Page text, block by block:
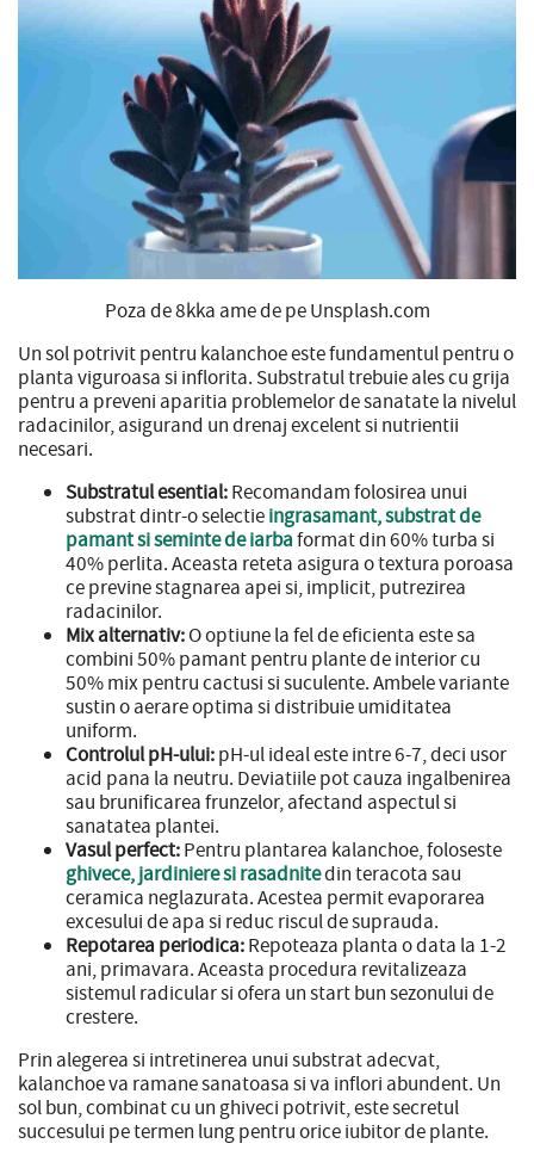
Poza de 8kka ame de pe Unsplash.com
Un sol potrivit pentru kalanchoe este fundamentul pentru o
planta viguroasa si inflorita. Substratul trebuie ales cu grija
pentru a preveni aparitia problemelor de sanatate la nivelul
radacinilor, asigurand un drenaj excelent si nutrientii
necesari.
Substratul esential:Recomandam folosirea unui
substrat dintr-o selectieingrasamant, substrat de
pamant si seminte de iarbaformat din 60% turba si
40% perlita. Aceasta reteta asigura o textura poroasa
ce previne stagnarea apei si, implicit, putrezirea
radacinilor.
Mix alternativ:O optiune la fel de eficienta este sa
combini 50% pamant pentru plante de interior cu
50% mix pentru cactusi si suculente. Ambele variante
sustin o aerare optima si distribuie umiditatea
uniform.
Controlul pH-ului:pH-ul ideal este intre 6-7, deci usor
acid pana la neutru. Deviatiile pot cauza ingalbenirea
sau brunificarea frunzelor, afectand aspectul si
sanatatea plantei.
Vasul perfect:Pentru plantarea kalanchoe, foloseste
ghivece, jardiniere si rasadnitedin teracota sau
ceramica neglazurata. Acestea permit evaporarea
excesului de apa si reduc riscul de suprauda.
Repotarea periodica:Repoteaza planta o data la 1-2
ani, primavara. Aceasta procedura revitalizeaza
sistemul radicular si ofera un start bun sezonului de
crestere.
Prin alegerea si intretinerea unui substrat adecvat,
kalanchoe va ramane sanatoasa si va inflori abundent. Un
sol bun, combinat cu un ghiveci potrivit, este secretul
succesului pe termen lung pentru orice iubitor de plante.